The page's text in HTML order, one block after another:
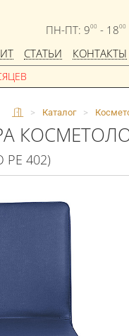
ПН-ПТ: 900 - 1800
СТАТЬИ КОНТАКТЫ
> Каталог >
PE 402)